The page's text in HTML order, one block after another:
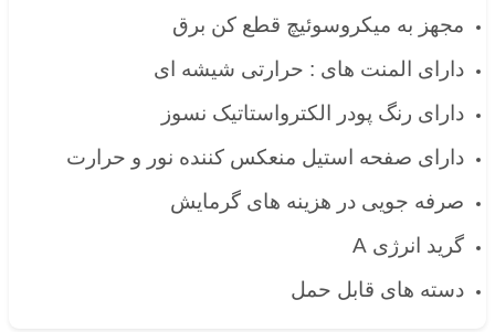
مجهز به میکروسوئیچ قطع کن برق
دارای المنت های : حرارتی شیشه ای
دارای رنگ پودر الکترواستاتیک نسوز
دارای صفحه استیل منعکس کننده نور و حرارت
صرفه جویی در هزینه های گرمایش
گرید انرژی A
دسته های قابل حمل